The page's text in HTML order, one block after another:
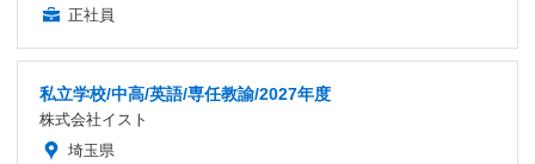
正社員
私立学校/中高/英語/専任教諭/2027年度
株式会社イスト
埼玉県